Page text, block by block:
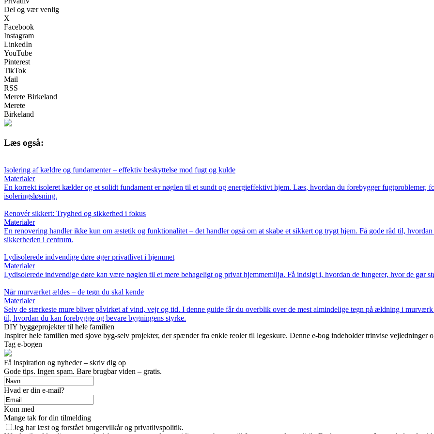
Del og vær venlig
X
Facebook
Instagram
LinkedIn
YouTube
Pinterest
TikTok
Mail
RSS
Merete Birkeland
Merete
Birkeland
Læs også:
Isolering af kældre og fundamenter – effektiv beskyttelse mod fugt og kulde
Materialer
En korrekt isoleret kælder og et solidt fundament er nøglen til et sundt og energieffektivt hjem. Læs, hvordan du forebygger fugtproblemer,
isoleringsløsning.
Renovér sikkert: Tryghed og sikkerhed i fokus
Materialer
En renovering handler ikke kun om æstetik og funktionalitet – det handler også om at skabe et sikkert og trygt hjem. Få gode råd til,
sikkerheden i centrum.
Lydisolerede indvendige døre øger privatlivet i hjemmet
Materialer
Lydisolerede indvendige døre kan være nøglen til et mere behageligt og privat hjemmemiljø. Få indsigt i, hvordan de fungerer, hvor de gør
Når murværket ældes – de tegn du skal kende
Materialer
Selv de stærkeste mure bliver påvirket af vind, vejr og tid. I denne guide får du overblik over de mest almindelige tegn på ældning i
til, hvordan du kan forebygge og bevare bygningens styrke.
DIY byggeprojekter til hele familien
Inspirer hele familien med sjove byg-selv projekter, der spænder fra enkle reoler til legeskure. Denne e-bog indeholder trinvise vejledninger
Tag e-bogen
Få inspiration og nyheder – skriv dig op
Gode tips. Ingen spam. Bare brugbar viden – gratis.
Hvad er din e-mail?
Kom med
Mange tak for din tilmelding
Jeg har læst og forstået brugervilkår og privatlivspolitik.